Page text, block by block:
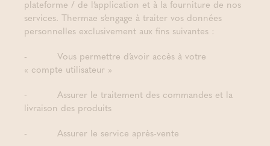
plateforme / de l’application et à la fourniture de nos
services. Thermae s’engage à traiter vos données
personnelles exclusivement aux fins suivantes :
- Vous permettre d’avoir accès à votre
« compte utilisateur »
- Assurer le traitement des commandes et la
livraison des produits
- Assurer le service après-vente